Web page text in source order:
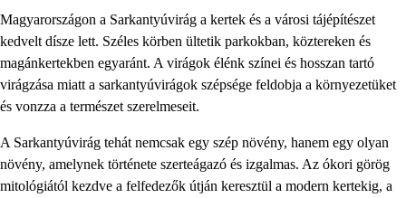
Magyarországon a Sarkantyúvirág a kertek és a városi tájépítészet
kedvelt dísze lett. Széles körben ültetik parkokban, köztereken és
magánkertekben egyaránt. A virágok élénk színei és hosszan tartó
virágzása miatt a sarkantyúvirágok szépsége feldobja a környezetüket
és vonzza a természet szerelmeseit.
A Sarkantyúvirág tehát nemcsak egy szép növény, hanem egy olyan
növény, amelynek története szerteágazó és izgalmas. Az ókori görög
mitológiától kezdve a felfedezők útján keresztül a modern kertekig, a